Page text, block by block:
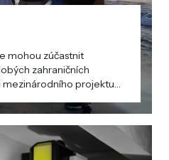
mohou zúčastnit
zahraničních
mezinárodního projektu